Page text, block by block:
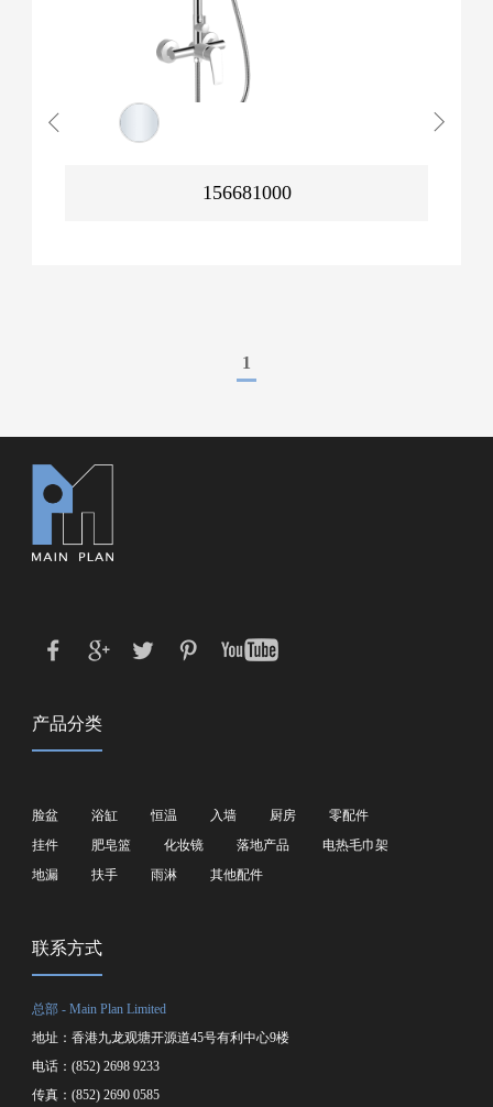
156681000
1
产品分类
脸盆 浴缸 恒温 入墙 厨房
零配件
挂件
肥皂篮 化妆镜 落地产品
电热毛巾架
地漏
扶手 雨淋 其他配件
联系方式
总部 - Main Plan Limited
地址：香港九龙观塘开源道45号有利中心9楼
电话：(852) 2698 9233
传真：(852) 2690 0585